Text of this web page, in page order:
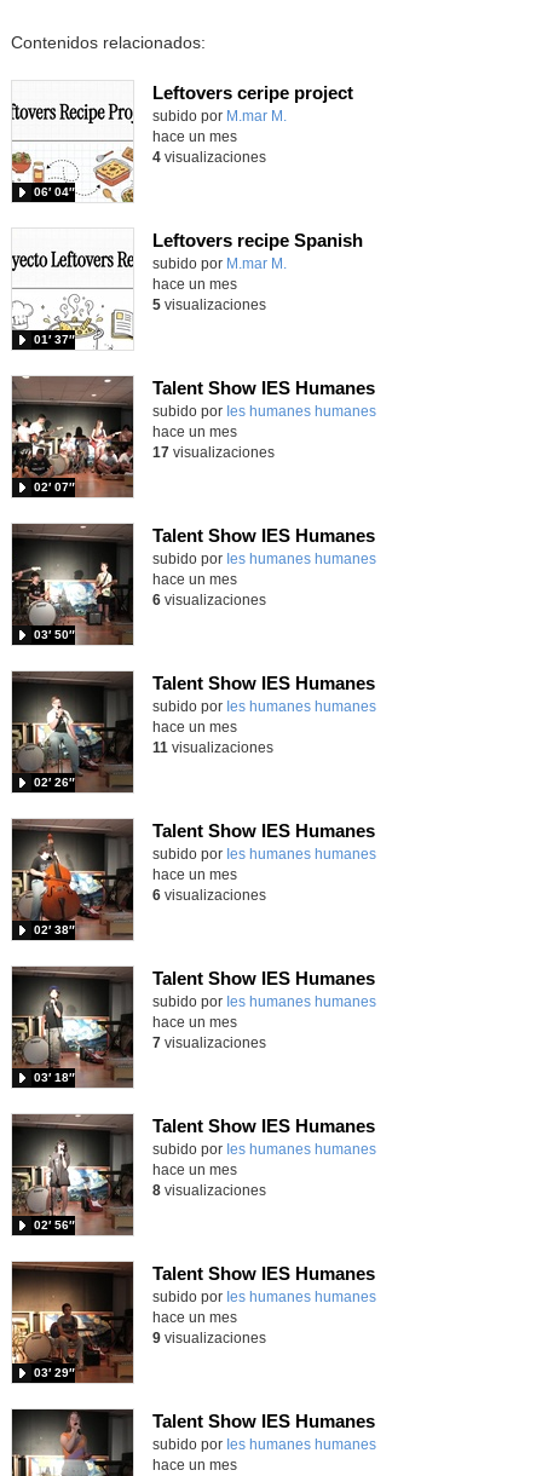
Contenidos relacionados:
Leftovers ceripe project
Contenido educativo.
subido por M.mar M.
06′ 04″
hace un mes
4visualizaciones
Leftovers recipe Spanish
Contenido educativo.
subido por M.mar M.
01′ 37″
hace un mes
5visualizaciones
Talent Show IES Humanes
subido por Ies humanes humanes
02′ 07″
-
hace un mes
17visualizaciones
Talent Show IES Humanes
subido por Ies humanes humanes
03′ 50″
-
hace un mes
6visualizaciones
Talent Show IES Humanes
subido por Ies humanes humanes
02′ 26″
-
hace un mes
11 visualizaciones
Talent Show IES Humanes
subido por Ies humanes humanes
02′ 38″
-
hace un mes
6visualizaciones
Talent Show IES Humanes
subido por Ies humanes humanes
03′ 18″
-
hace un mes
7visualizaciones
Talent Show IES Humanes
subido por Ies humanes humanes
02′ 56″
-
hace un mes
8visualizaciones
Talent Show IES Humanes
subido por Ies humanes humanes
03′ 29″
-
hace un mes
9visualizaciones
Talent Show IES Humanes
subido por Ies humanes humanes-
hace un mes